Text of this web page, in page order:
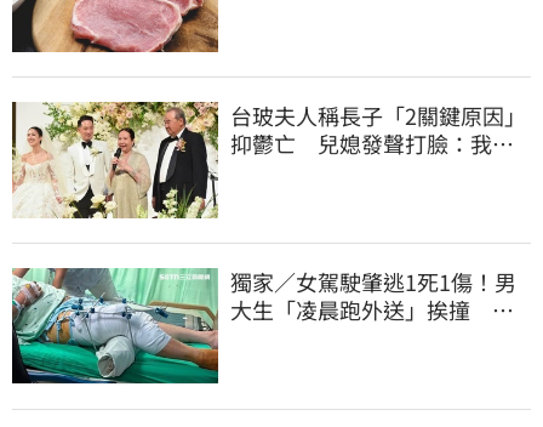
台玻夫人稱長子「2關鍵原因」
抑鬱亡 兒媳發聲打臉：我從
獨家／女駕駛肇逃1死1傷！男
大生「凌晨跑外送」挨撞 媽